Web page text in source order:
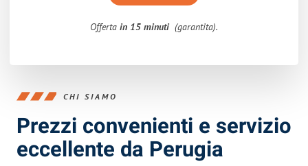
Offerta in 15 minuti (garantita).
CHI SIAMO
Prezzi convenienti e servizio
eccellente da Perugia